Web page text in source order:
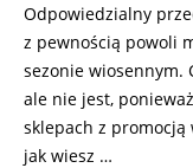
Odpowiedzialny
z pewnością powoli
sezonie wiosennym.
ale nie jest,
sklepach z promocją
jak wiesz …